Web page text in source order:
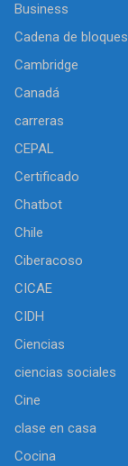
Business
Cadena de bloques
Cambridge
Canadá
carreras
CEPAL
Certificado
Chatbot
Chile
Ciberacoso
CICAE
CIDH
Ciencias
ciencias sociales
Cine
clase en casa
Cocina